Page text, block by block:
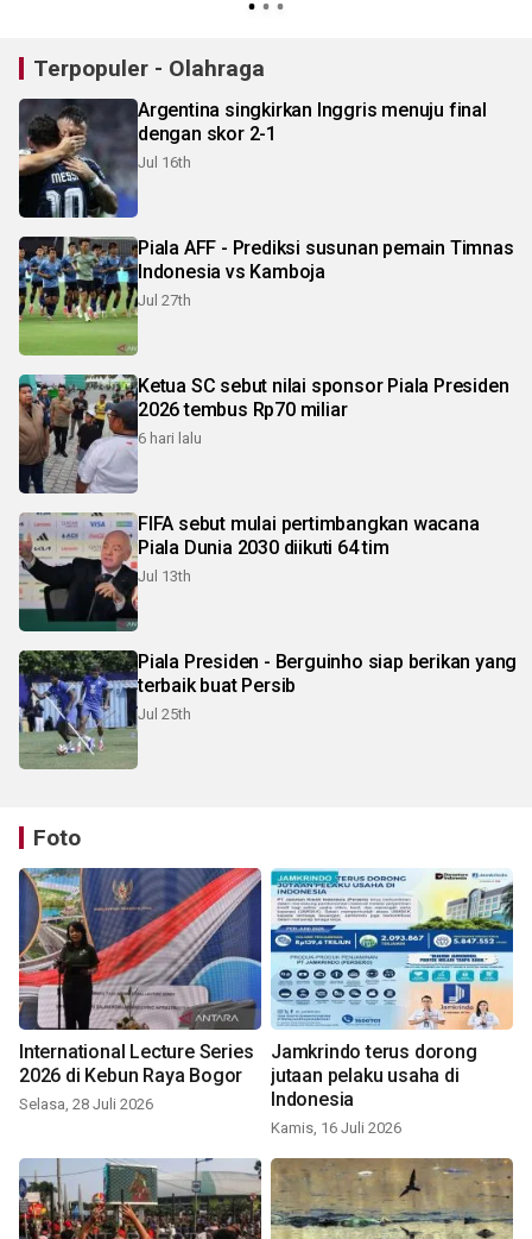
Terpopuler - Olahraga
Argentina singkirkan Inggris menuju final
dengan skor 2-1
Jul 16th
Piala AFF - Prediksi susunan pemain Timnas
Indonesia vs Kamboja
Jul 27th
Ketua SC sebut nilai sponsor Piala Presiden
2026 tembus Rp70 miliar
6 hari lalu
FIFA sebut mulai pertimbangkan wacana
Piala Dunia 2030 diikuti 64 tim
Jul 13th
Piala Presiden - Berguinho siap berikan yang
terbaik buat Persib
Jul 25th
Foto
International Lecture Series
2026 di Kebun Raya Bogor
Selasa, 28 Juli 2026
Jamkrindo terus dorong
jutaan pelaku usaha di
Indonesia
Kamis, 16 Juli 2026